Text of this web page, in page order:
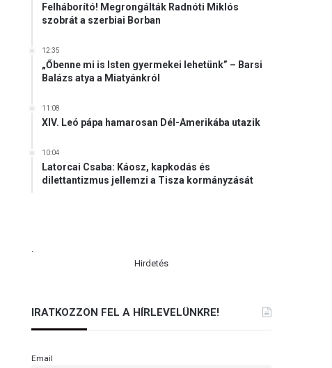
Felháborító! Megrongálták Radnóti Miklós
szobrát a szerbiai Borban
12:35
„Őbenne mi is Isten gyermekei lehetünk” – Barsi
Balázs atya a Miatyánkról
11:08
XIV. Leó pápa hamarosan Dél-Amerikába utazik
10:04
Latorcai Csaba: Káosz, kapkodás és
dilettantizmus jellemzi a Tisza kormányzását
.
Hirdetés
IRATKOZZON FEL A HÍRLEVELÜNKRE!
Email